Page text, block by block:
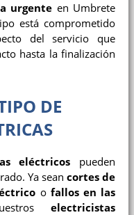
urgente en Umbrete
está comprometido
del servicio que
hasta la finalización
DE
eléctricos pueden
Ya sean cortes de
o fallos en las
electricistas